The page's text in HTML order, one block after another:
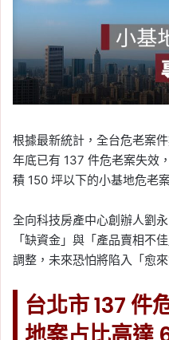
根據最新統計，全台危老案
年底已有 137 件危老案失效
積 150 坪以下的小基地危老
全向科技房產中心創辦人劉
「缺資金」與「產品賣相不
調整，未來恐怕將陷入「愈
台北市 137